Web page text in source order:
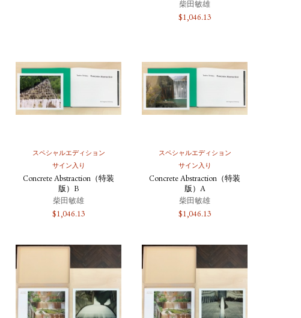
柴田敏雄
$1,046.13
スペシャルエディション
サイン入り
Concrete Abstraction（特装
版）B
柴田敏雄
$1,046.13
スペシャルエディション
サイン入り
Concrete Abstraction（特装
版）A
柴田敏雄
$1,046.13